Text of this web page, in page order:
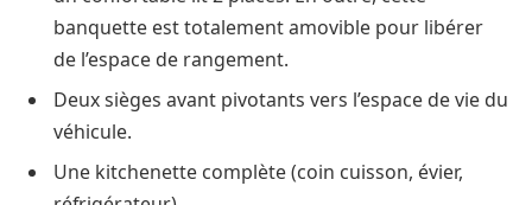
banquette est totalement amovible pour libérer
de l’espace de rangement.
Deux sièges avant pivotants vers l’espace de vie du
véhicule.
Une kitchenette complète (coin cuisson, évier,